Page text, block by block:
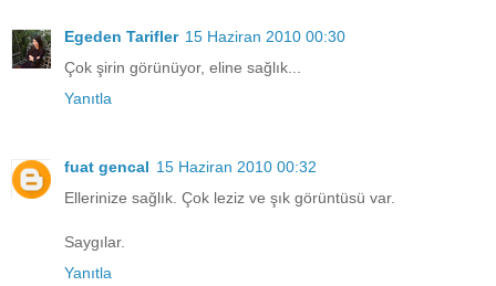
Egeden Tarifler 15 Haziran 2010 00:30
Çok şirin görünüyor, eline sağlık...
Yanıtla
fuat gencal 15 Haziran 2010 00:32
Ellerinize sağlık. Çok leziz ve şık görüntüsü var.
Saygılar.
Yanıtla